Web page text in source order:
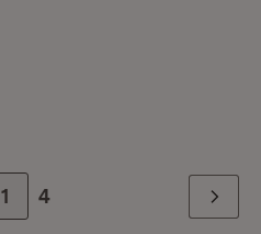
Zur Seite
1 Zur letzten Seite
4 Weiter